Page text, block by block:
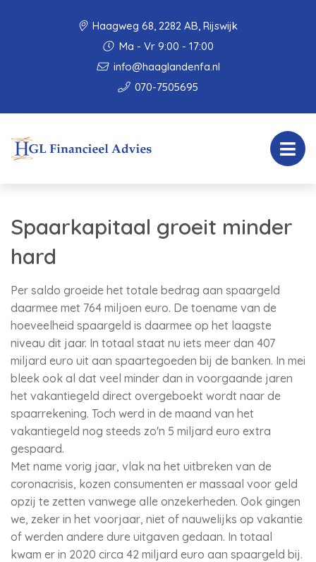
Haagweg 68, 2282 AB, Rijswijk
Ma - Vr 9:00 - 17:00
info@haaglandenfa.nl
070-7505695
Spaarkapitaal groeit minder
hard
Per saldo groeide het totale bedrag aan spaargeld
daarmee met 764 miljoen euro. De toename van de
hoeveelheid spaargeld is daarmee op het laagste
niveau dit jaar. In totaal staat nu iets meer dan 407
miljard euro uit aan spaartegoeden bij de banken. In mei
bleek ook al dat veel minder dan in voorgaande jaren
het vakantiegeld direct overgeboekt wordt naar de
spaarrekening. Toch werd in de maand van het
vakantiegeld nog steeds zo'n 5 miljard euro extra
gespaard.
Met name vorig jaar, vlak na het uitbreken van de
coronacrisis, kozen consumenten er massaal voor geld
opzij te zetten vanwege alle onzekerheden. Ook gingen
we, zeker in het voorjaar, niet of nauwelijks op vakantie
of werden andere dure uitgaven gedaan. In totaal
kwam er in 2020 circa 42 miljard euro aan spaargeld bij.